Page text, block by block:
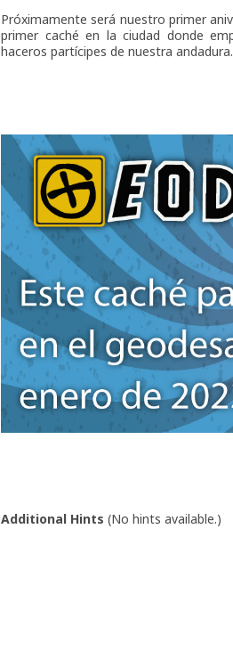
Próximamente será nuestro primer
primer caché en la ciudad donde
haceros partícipes de nuestra
Additional Hints (No hints available.)